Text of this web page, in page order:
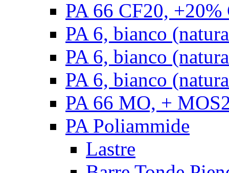
PA 66 CF20,
PA 6, bianco
PA 6, bianco
PA 6, bianco
PA 66 MO, +
PA Poliammide
Lastre